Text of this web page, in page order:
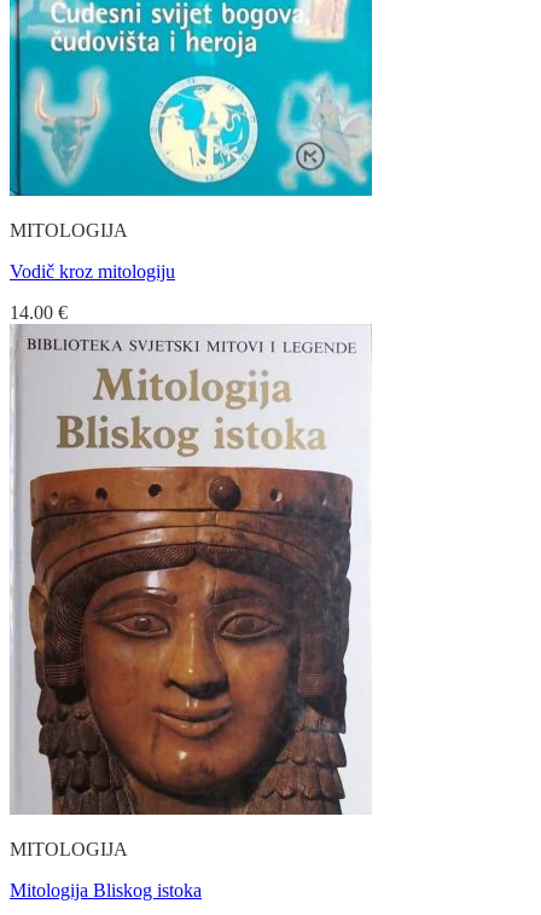
MITOLOGIJA
Vodič kroz mitologiju
14.00 €
MITOLOGIJA
Mitologija Bliskog istoka